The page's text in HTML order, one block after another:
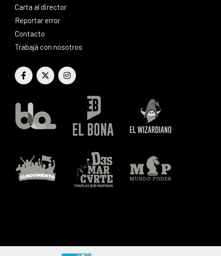
Carta al director
Reportar error
Contacto
Trabajá con nosotros